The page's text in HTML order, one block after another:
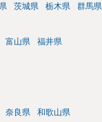
茨城県 栃木県 群馬県
富山県 福井県
奈良県 和歌山県